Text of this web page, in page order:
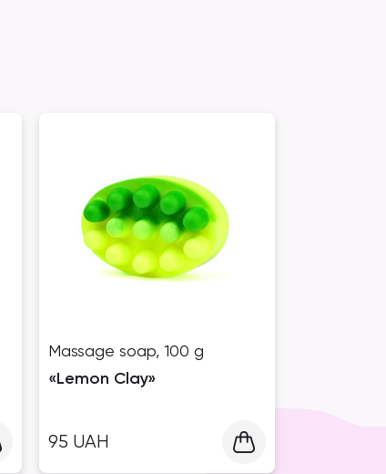
Massage soap, 100 g
«Lemon Clay»
95 UAH